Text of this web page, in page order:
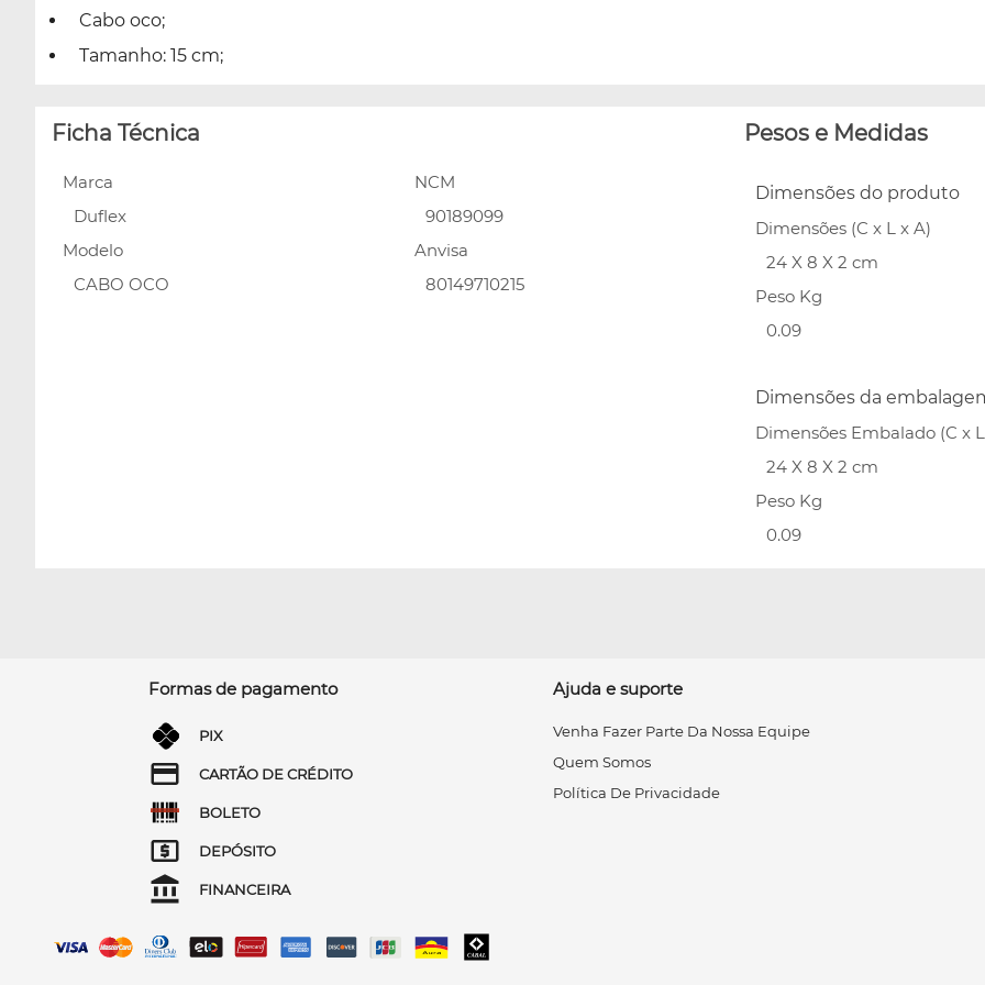
Cabo oco;
Tamanho: 15 cm;
Ficha Técnica
Marca
Duflex
Modelo
CABO OCO
NCM
90189099
Anvisa
80149710215
Pesos e Medidas
Dimensões do produto
Dimensões (C x L x A)
24 X 8 X 2 cm
Peso Kg
0.09
Dimensões da
Dimensões Embalado (C x
24 X 8 X 2 cm
Peso Kg
0.09
Formas de pagamento
PIX
CARTÃO DE CRÉDITO
BOLETO
DEPÓSITO
FINANCEIRA
Ajuda e suporte
Venha Fazer Parte Da Nossa Equipe
Quem Somos
Política De Privacidade